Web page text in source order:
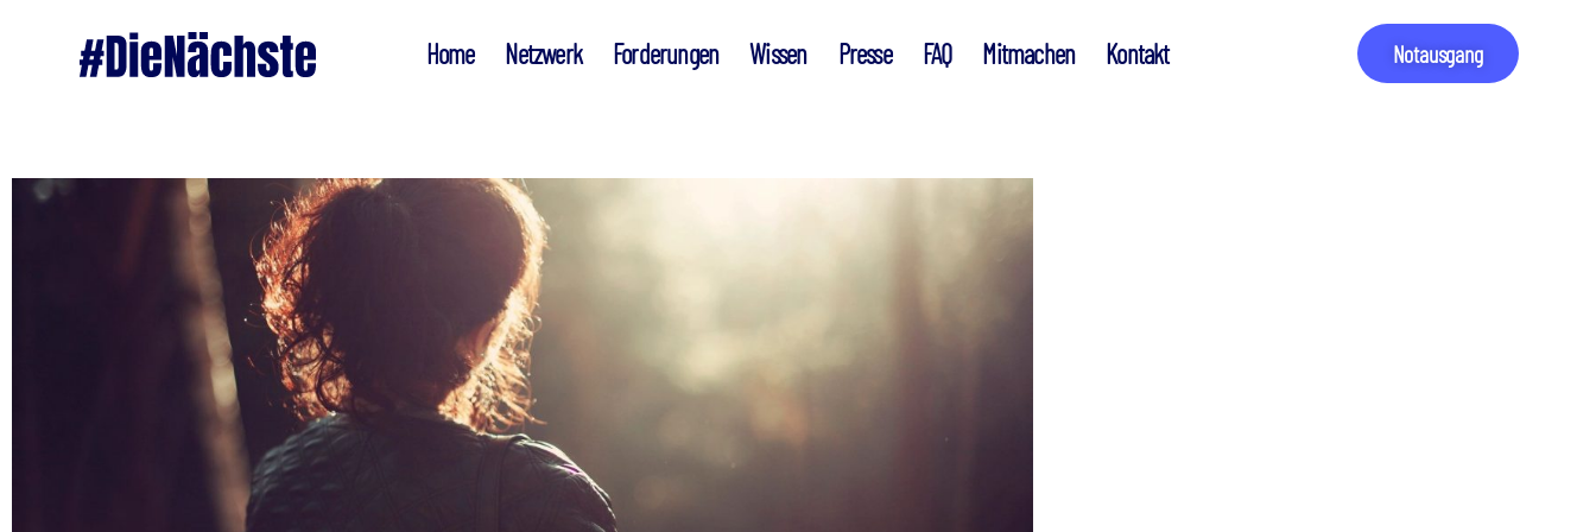
Home Netzwerk Forderungen Wissen Presse FAQ Mitmachen Kontakt Notausgang